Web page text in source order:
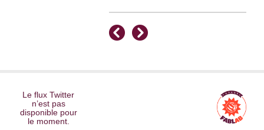
Le flux Twitter
n’est pas
disponible pour
le moment.